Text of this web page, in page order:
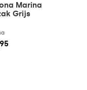
Marina
Grijs